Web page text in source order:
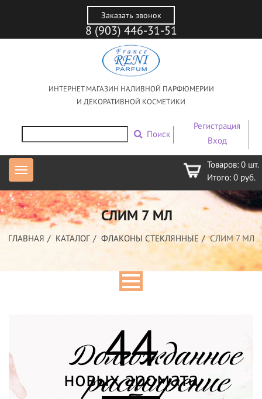
Заказать звонок
8 (903) 446-31-51
ИНТЕРНЕТ МАГАЗИН НАЛИВНОЙ ПАРФЮМЕРИИ
И ДЕКОРАТИВНОЙ КОСМЕТИКИ
Поиск
Регистрация
Вход
Товаров: 0 шт.
Итого: 0 руб.
СЛИМ 7 МЛ
ГЛАВНАЯ КАТАЛОГ ФЛАКОНЫ СТЕКЛЯННЫЕ СЛИМ 7 МЛ
44
новых аромата